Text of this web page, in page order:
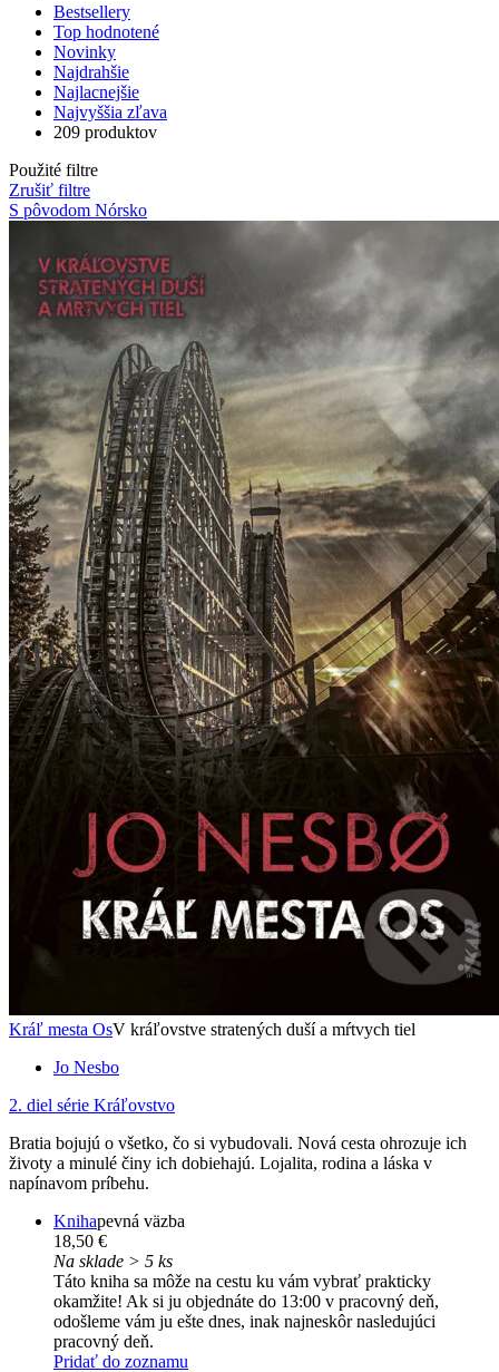
Bestsellery
Top hodnotené
Novinky
Najdrahšie
Najlacnejšie
Najvyššia zľava
209 produktov
Použité filtre
Zrušiť filtre
S pôvodom Nórsko
Kráľ mesta OsV kráľovstve stratených duší a mŕtvych tiel
Jo Nesbo
2. diel série Kráľovstvo
Bratia bojujú o všetko, čo si vybudovali. Nová cesta ohrozuje ich
životy a minulé činy ich dobiehajú. Lojalita, rodina a láska v
napínavom príbehu.
Knihapevná väzba
18,50 €
Na sklade > 5 ks
Táto kniha sa môže na cestu ku vám vybrať prakticky
okamžite! Ak si ju objednáte do 13:00 v pracovný deň,
odošleme vám ju ešte dnes, inak najneskôr nasledujúci
pracovný deň.
Pridať do zoznamu